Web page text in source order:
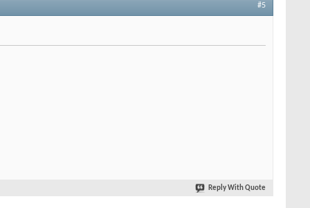
#5
Reply With Quote